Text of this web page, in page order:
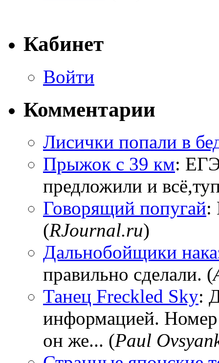
Кабинет
Войти
Комментарии
Лисички попали в
Прыжок с 39 км:
предложили и
Говорящий попугай:
(RJournal.ru)
Дальнобойщики
правильно сделали. (
Танец Freckled Sky:
информацией.
он же... (Paul